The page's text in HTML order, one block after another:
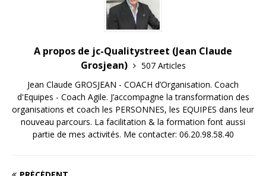
A propos de jc-Qualitystreet (Jean Claude
Grosjean)
507 Articles
Jean Claude GROSJEAN - COACH d’Organisation. Coach
d'Equipes - Coach Agile. J’accompagne la transformation des
organisations et coach les PERSONNES, les EQUIPES dans leur
nouveau parcours. La facilitation & la formation font aussi
partie de mes activités. Me contacter: 06.20.98.58.40